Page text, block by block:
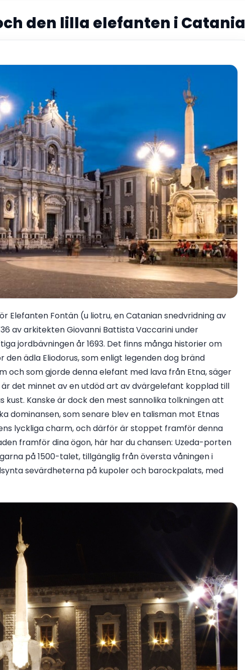
den lilla elefanten i Catania
Elefanten Fontän (u liotru, en Catanian snedvridning av
av arkitekten Giovanni Battista Vaccarini under
jordbävningen år 1693. Det finns många historier om
ädla Eliodorus, som enligt legenden dog bränd
och som gjorde denna elefant med lava från Etna, säger
det minnet av en utdöd art av dvärgelefant kopplad till
kust. Kanske är dock den mest sannolika tolkningen att
dominansen, som senare blev en talisman mot Etnas
lyckliga charm, och därför är stoppet framför denna
framför dina ögon, här har du chansen: Uzeda-porten
på 1500-talet, tillgänglig från översta våningen i
sevärdheterna på kupoler och barockpalats, med